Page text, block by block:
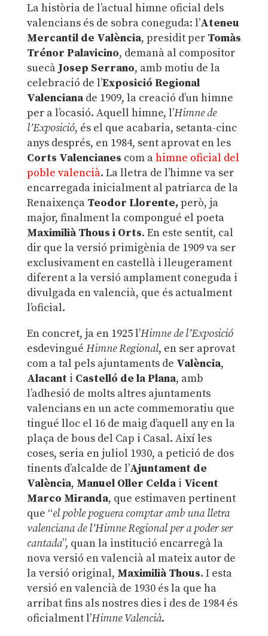
La història de l’actual himne oficial dels
valencians és de sobra coneguda: l’Ateneu
Mercantil de València, presidit per Tomàs
Trénor Palavicino, demanà al compositor
suecà Josep Serrano, amb motiu de la
celebració de l’Exposició Regional
Valencianade 1909, la creació d’un himne
per a l’ocasió. Aquell himne, l’Himne de
l’Exposició, és el que acabaria, setanta-cinc
anys després, en 1984, sent aprovat en les
Corts Valencianes com ahimne oficial del
poble valencià. La lletra de l’himne va ser
encarregada inicialment al patriarca de la
Renaixença Teodor Llorente, però, ja
major, finalment la compongué el poeta
Maximilià Thous i Orts. En este sentit, cal
dir que la versió primigènia de 1909 va ser
exclusivament en castellà i lleugerament
diferent a la versió amplament coneguda i
divulgada en valencià, que és actualment
l’oficial.
En concret, ja en 1925 l’Himne de l’Exposició
esdevingué Himne Regional, en ser aprovat
com a tal pels ajuntaments de València,
Alacanti Castelló de la Plana, amb
l’adhesió de molts altres ajuntaments
valencians en un acte commemoratiu que
tingué lloc el 16 de maig d’aquell any en la
plaça de bous del Cap i Casal. Així les
coses, seria en juliol 1930, a petició de dos
tinents d’alcalde de l’Ajuntament de
València, Manuel Oller Celdai Vicent
Marco Miranda, que estimaven pertinent
que “el poble poguera comptar amb una lletra
valenciana de l’Himne Regional per a poder ser
cantada”, quan la institució encarregà la
nova versió en valencià al mateix autor de
la versió original, Maximilià Thous. I esta
versió en valencià de 1930 és la que ha
arribat fins als nostres dies i des de 1984 és
oficialment l’Himne Valencià.